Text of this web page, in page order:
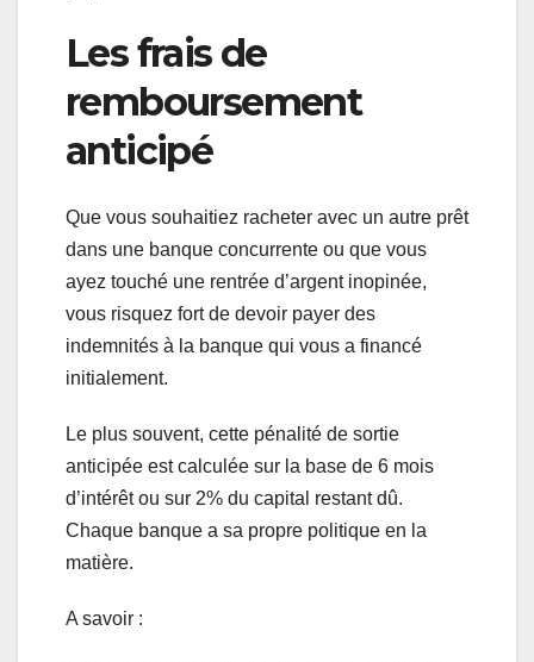
Les frais de
remboursement
anticipé
Que vous souhaitiez racheter avec un autre prêt
dans une banque concurrente ou que vous
ayez touché une rentrée d’argent inopinée,
vous risquez fort de devoir payer des
indemnités à la banque qui vous a financé
initialement.
Le plus souvent, cette pénalité de sortie
anticipée est calculée sur la base de 6 mois
d’intérêt ou sur 2% du capital restant dû.
Chaque banque a sa propre politique en la
matière.
A savoir :